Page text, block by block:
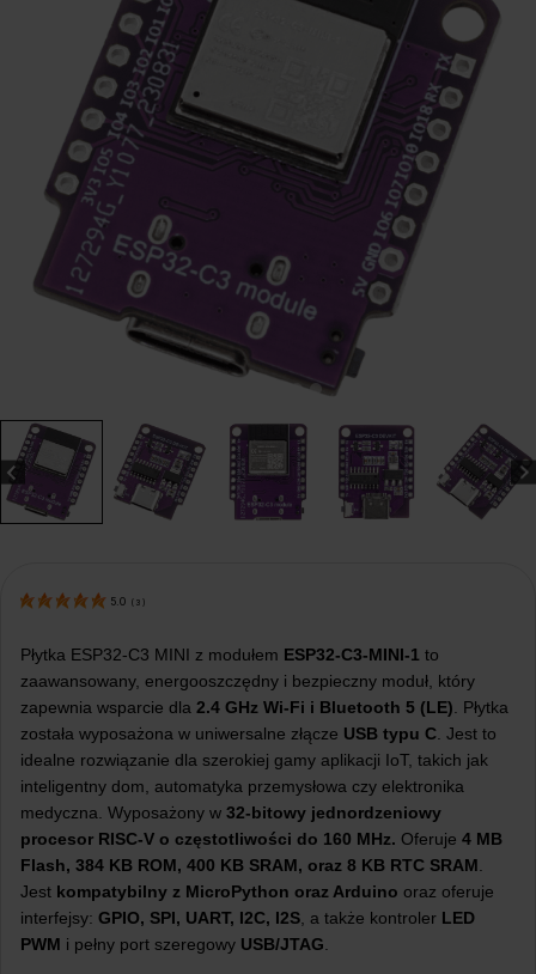
5.0 ( 3 )
Płytka ESP32-C3 MINI z modułem ESP32-C3-MINI-1 to
zaawansowany, energooszczędny i bezpieczny moduł, który
zapewnia wsparcie dla 2.4 GHz Wi-Fi i Bluetooth 5 (LE) . Płytka
została wyposażona w uniwersalne złącze USB typu C . Jest to
idealne rozwiązanie dla szerokiej gamy aplikacji IoT, takich jak
inteligentny dom, automatyka przemysłowa czy elektronika
medyczna. Wyposażony w 32-bitowy jednordzeniowy
procesor RISC-V o częstotliwości do 160 MHz. Oferuje 4 MB
Flash, 384 KB ROM, 400 KB SRAM, oraz 8 KB RTC SRAM
Jest kompatybilny z MicroPython oraz Arduino oraz oferuje
interfejsy: GPIO, SPI, UART, I2C, I2S , a także kontroler LED
PWM i pełny port szeregowy USB/JTAG